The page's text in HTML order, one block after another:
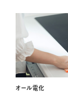
オール電化